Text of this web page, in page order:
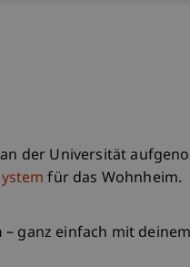
der Universität
für das Wohnheim.
– ganz einfach mit